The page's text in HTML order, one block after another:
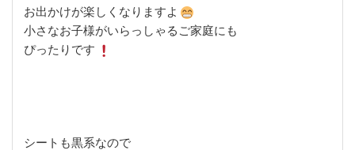
お出かけが楽しくなりますよ
小さなお子様がいらっしゃるご家庭にも
ぴったりです
シートも黒系なので